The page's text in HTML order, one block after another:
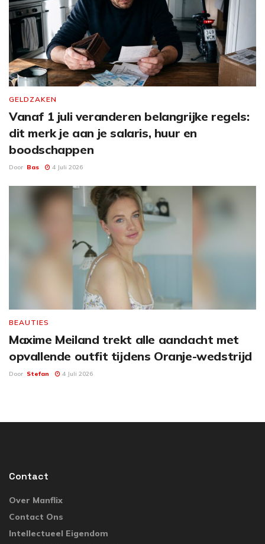
GELDZAKEN
Vanaf 1 juli veranderen belangrijke regels:
dit merk je aan je salaris, huur en
boodschappen
Door Bas 4 Juli 2026
BEAUTIES
Maxime Meiland trekt alle aandacht met
opvallende outfit tijdens Oranje-wedstrijd
Door Stefan 4 Juli 2026
Contact
Over Manflix
Contact Ons
Intellectueel Eigendom